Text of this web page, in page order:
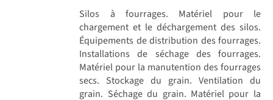
Silos à fourrages. Matériel pour le
chargement et le déchargement des silos.
Équipements de distribution des fourrages.
Installations de séchage des fourrages.
Matériel pour la manutention des fourrages
secs. Stockage du grain. Ventilation du
grain. Séchage du grain. Matériel pour la